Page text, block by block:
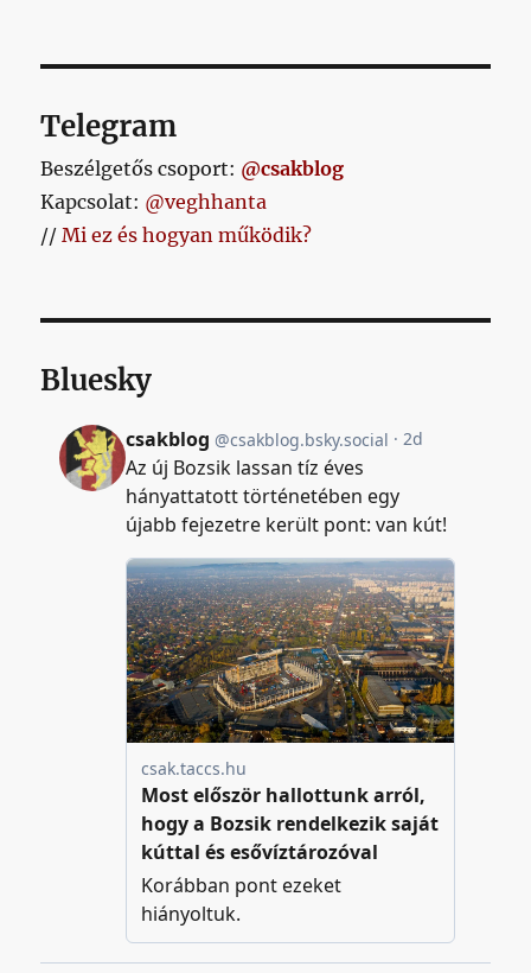
Telegram
Beszélgetős csoport: @csakblog
Kapcsolat: @veghhanta
//Mi ez és hogyan működik?
Bluesky